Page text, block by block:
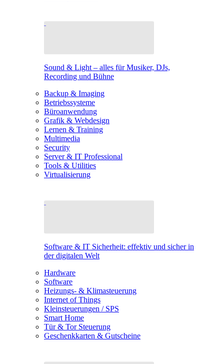
Sound & Light – alles für Musiker, DJs,
Recording und Bühne
Backup & Imaging
Betriebssysteme
Büroanwendung
Grafik & Webdesign
Lernen & Training
Multimedia
Security
Server & IT Professional
Tools & Utilities
Virtualisierung
Software & IT Sicherheit: effektiv und sicher in
der digitalen Welt
Hardware
Software
Heizungs- & Klimasteuerung
Internet of Things
Kleinsteuerungen / SPS
Smart Home
Tür & Tor Steuerung
Geschenkkarten & Gutscheine